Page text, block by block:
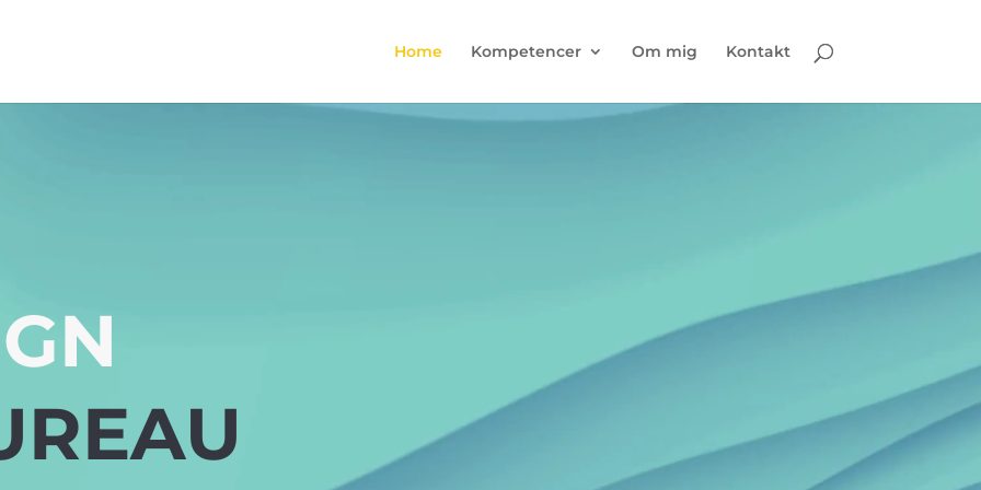
Home Kompetencer Om mig Kontakt